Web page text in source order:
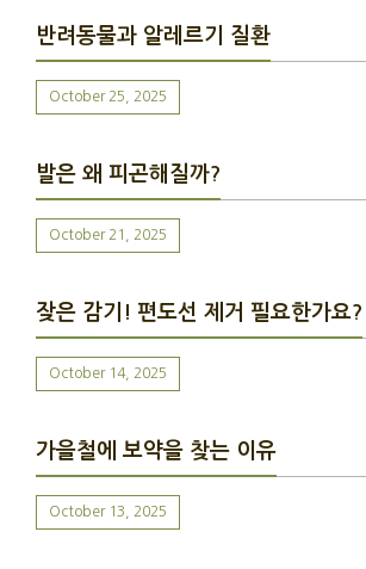
반려동물과 알레르기 질환
October 25, 2025
발은 왜 피곤해질까?
October 21, 2025
잦은 감기! 편도선 제거 필요한가요?
October 14, 2025
가을철에 보약을 찾는 이유
October 13, 2025